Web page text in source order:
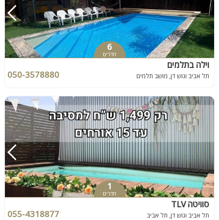
6
חדרים
וילה בתלמים
תל אביב וגוש דן, מושב תלמים 050-3578880
1
חדרים
סוויטה TLV
תל אביב וגוש דן, תל אביב 055-4318877